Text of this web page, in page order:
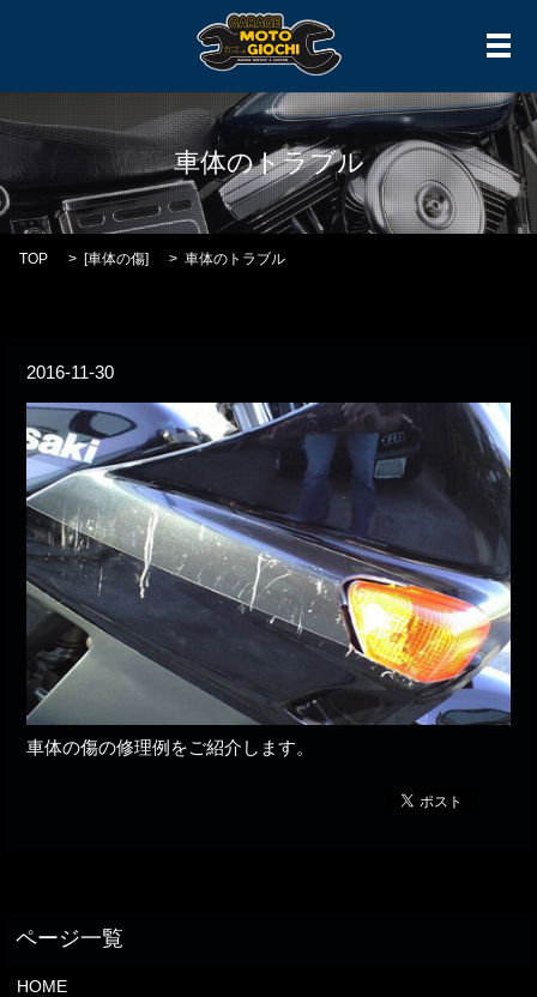
メ
車体のトラブル
TOP [車体の傷] 車体のトラブル
2016-11-30
車体の傷の修理例をご紹介します。
HOME